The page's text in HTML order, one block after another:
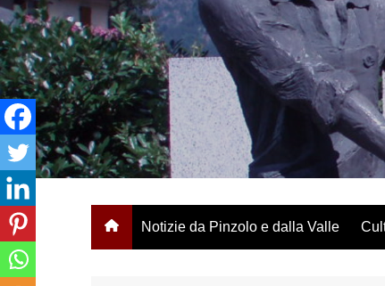
Salta
al
contenuto
Notizie da Pinzolo e dalla Valle